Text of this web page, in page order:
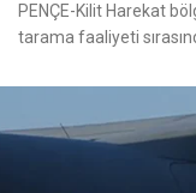
PENÇE-Kilit Harekat
tarama faaliyeti